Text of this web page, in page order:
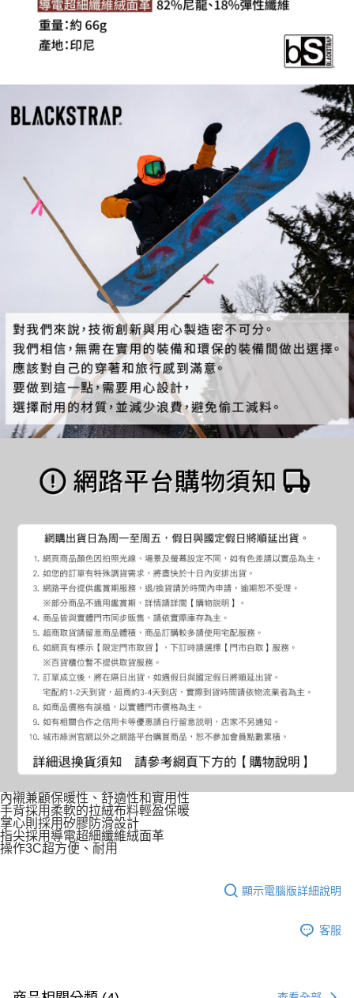
內襯兼顧保暖性、舒適性和實用性
手背採用柔軟的拉絨布料輕盈保暖
掌心則採用矽膠防滑設計
指尖採用導電超細纖維絨面革
操作3C超方便、耐用
顯示電腦版詳細說明
客服